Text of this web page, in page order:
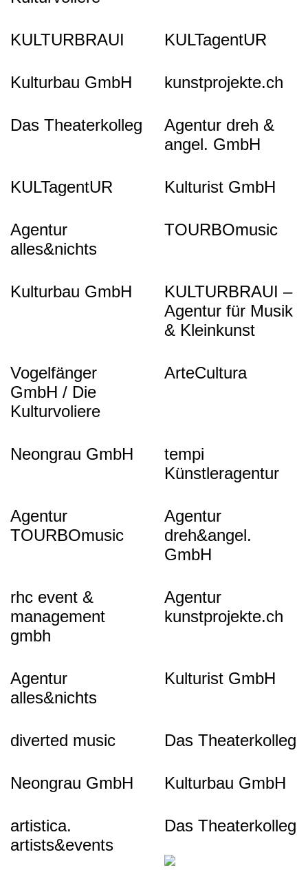
KULTURBRAUI KULTagentUR
Kulturbau GmbH kunstprojekte.ch
Das Theaterkolleg
Agentur dreh &
angel. GmbH
KULTagentUR Kulturist GmbH
Agentur
alles&nichts
TOURBOmusic
Kulturbau GmbH
KULTURBRAUI –
Agentur für Musik
& Kleinkunst
Vogelfänger
GmbH / Die
Kulturvoliere
ArteCultura
Neongrau GmbH
tempi
Künstleragentur
Agentur
TOURBOmusic
Agentur
dreh&angel.
GmbH
rhc event &
management
gmbh
Agentur
kunstprojekte.ch
Agentur
alles&nichts
Kulturist GmbH
diverted music Das Theaterkolleg
Neongrau GmbH Kulturbau GmbH
artistica.
artists&events
Das Theaterkolleg